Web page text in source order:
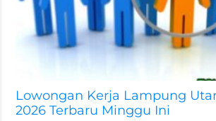
Lowongan Kerja Lampung
2026 Terbaru Minggu Ini